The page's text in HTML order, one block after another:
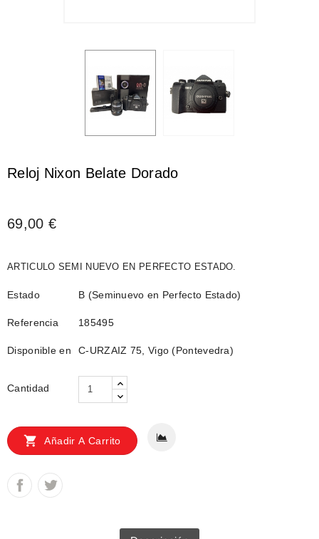
Reloj Nixon Belate Dorado
69,00 €
ARTICULO SEMI NUEVO EN PERFECTO ESTADO.
Estado B (Seminuevo en Perfecto Estado)
Referencia 185495
Disponible en C-URZAIZ 75, Vigo (Pontevedra)
Cantidad
 Añadir A Carrito